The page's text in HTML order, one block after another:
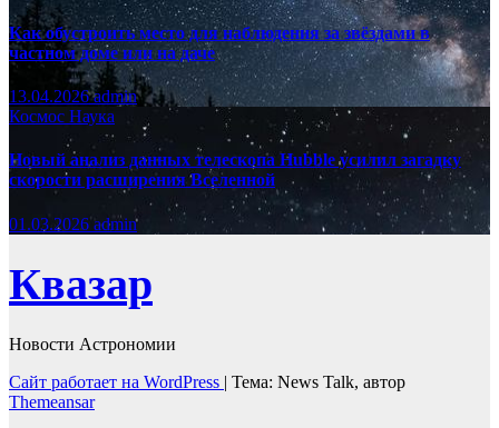
Как обустроить место для наблюдения за звёздами в
частном доме или на даче
13.04.2026admin
Космос Наука
Новый анализ данных телескопа Hubble усилил загадку
скорости расширения Вселенной
01.03.2026admin
Квазар
Новости Астрономии
Сайт работает на WordPress | Тема: News Talk, автор
Themeansar